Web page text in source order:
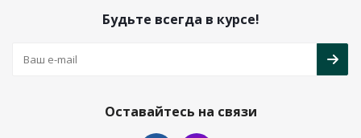
Будьте всегда в курсе!
Оставайтесь на связи